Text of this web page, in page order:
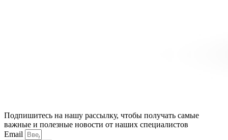
Подпишитесь на нашу рассылку, чтобы получать самые
важные и полезные новости от наших специалистов
Email